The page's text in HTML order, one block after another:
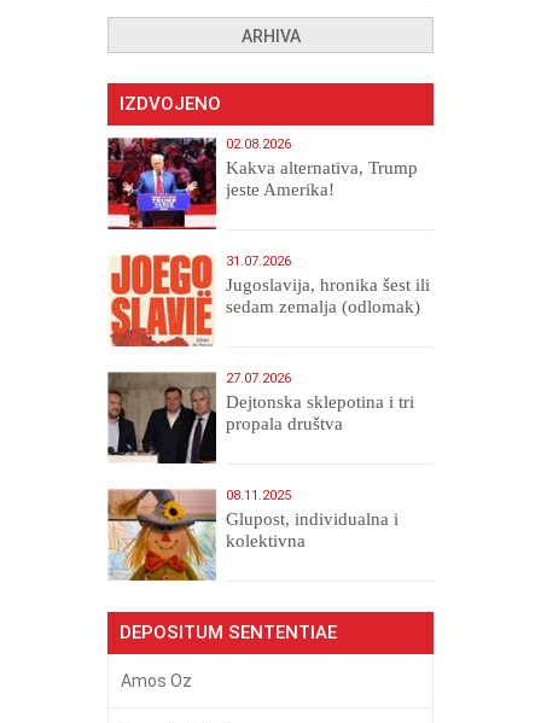
ARHIVA
IZDVOJENO
02.08.2026
Kakva alternativa, Trump
jeste Amerika!
31.07.2026
Jugoslavija, hronika šest ili
sedam zemalja (odlomak)
27.07.2026
Dejtonska sklepotina i tri
propala društva
08.11.2025
Glupost, individualna i
kolektivna
DEPOSITUM SENTENTIAE
Amos Oz